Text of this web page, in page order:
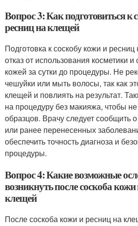
Вопрос 3: Как подготовиться к
ресниц на клещей
Подготовка к соскобу кожи и
отказ от использования косметики и
кожей за сутки до процедуры. Не
чешуйки или мыть волосы, так как
клещей и повлиять на результат.
на процедуру без макияжа, чтобы не
образцов. Врачу следует сообщить
или ранее перенесенных
обеспечить точность диагноза и
процедуры.
Вопрос 4: Какие возможные
возникнуть после соскоба
клещей
После соскоба кожи и ресниц на